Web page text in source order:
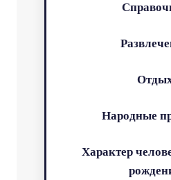
Народные
Характер